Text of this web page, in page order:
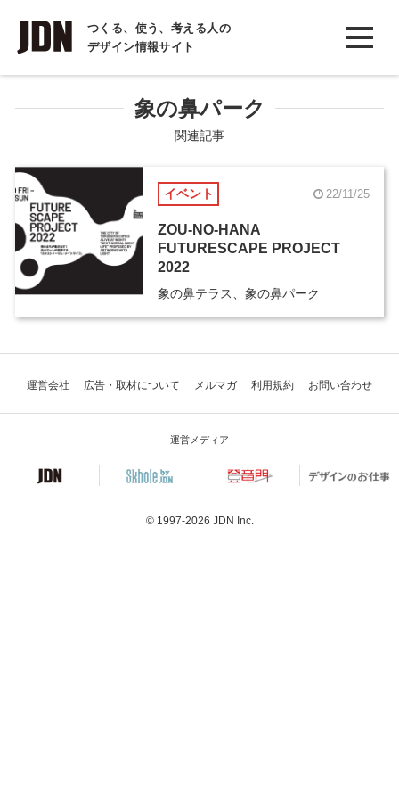
つくる、使う、考える人の
デザイン情報サイト
INTERVIEW
インタビュー
REPORT
COLUMN
コラム
象の鼻パーク
関連記事
イベント 22/11/25
ZOU-NO-HANA
FUTURESCAPE PROJECT
2022
象の鼻テラス、象の鼻パーク
運営会社 広告・取材について メルマガ 利用規約 お問い合わせ
運営メディア
© 1997-2026 JDN Inc.